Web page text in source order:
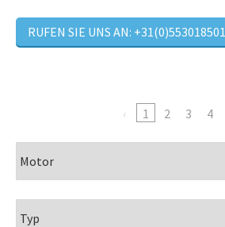
RUFEN SIE UNS AN: +31(0)553018501
1 2 3 4